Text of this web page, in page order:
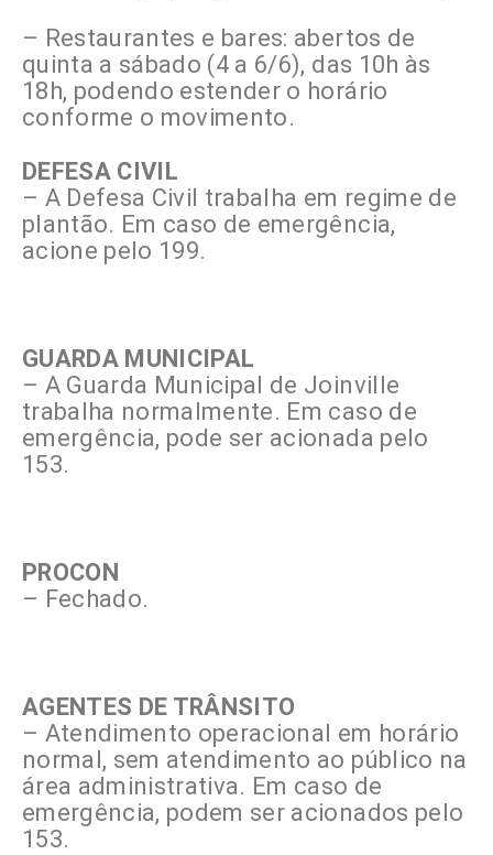
– Restaurantes e bares: abertos de
quinta a sábado (4 a 6/6), das 10h às
18h, podendo estender o horário
conforme o movimento.
DEFESA CIVIL
– A Defesa Civil trabalha em regime de
plantão. Em caso de emergência,
acione pelo 199.
GUARDA MUNICIPAL
– A Guarda Municipal de Joinville
trabalha normalmente. Em caso de
emergência, pode ser acionada pelo
153.
PROCON
– Fechado.
AGENTES DE TRÂNSITO
– Atendimento operacional em horário
normal, sem atendimento ao público na
área administrativa. Em caso de
emergência, podem ser acionados pelo
153.